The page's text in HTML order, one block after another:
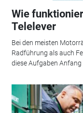
Wie
Telelever
Bei den meisten
Radführung als auch
diese Aufgaben Anfang